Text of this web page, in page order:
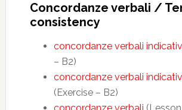
Concordanze verbali /
consistency
concordanze verbali
– B2)
concordanze verbali
(Exercise – B2)